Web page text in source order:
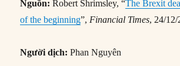
Nguồn:Robert Shrimsley, “The Brexit
of the beginning”, Financial Times, 24/12/
Người dịch:Phan Nguyên